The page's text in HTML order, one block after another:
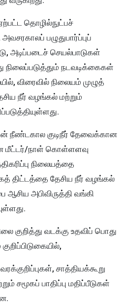
தொழில்நுட்பச்
பழுதுபார்ப்புப்
அடிப்படைச் செயல்பாடுகள்
நிலைப்படுத்தும் நடவடிக்கைகள்
விரைவில் நிலையம் முழுத்
நீர் வழங்கல் மற்றும்
நீண்டகால குடிநீர் தேவைக்கான
மீட்டர்/நாள் கொள்ளளவு
நிலையத்தை
திட்டத்தை தேசிய நீர் வழங்கல்
ஆசிய அபிவிருத்தி வங்கி
குறித்து வடக்கு உதவிப் பொது
சாத்தியக்கூறு
சமூகப் பாதிப்பு மதிப்பீடுகள்